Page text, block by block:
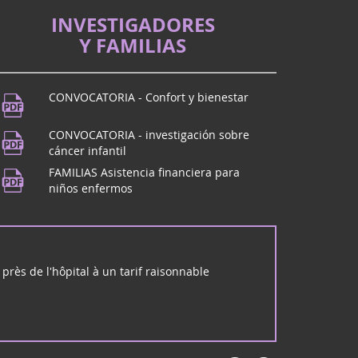
Dôme? ¡Ven a BEaumont para el imperdible
Dôme? ¡Nos vemos en Beaumont! Para celebrar
des Beaumontois a partir de las 19 h,
de...
para un concierto de rock y solidaridad:
(33)
LOTO organizado por la asociación Pinko'laur ,
INVESTIGADORES
Y FAMILIAS
CONVOCATORIA - Confort y bienestar
CONVOCATORIA - investigación sobre
cáncer infantil
FAMILIAS Asistencia financiera para
niños enfermos
de l'hôpital à un tarif raisonnable